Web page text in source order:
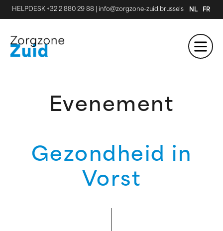
HELPDESK +32 2 880 29 88 info@zorgzone-zuid.brussels NL FR
Evenement
Gezondheid in
Vorst